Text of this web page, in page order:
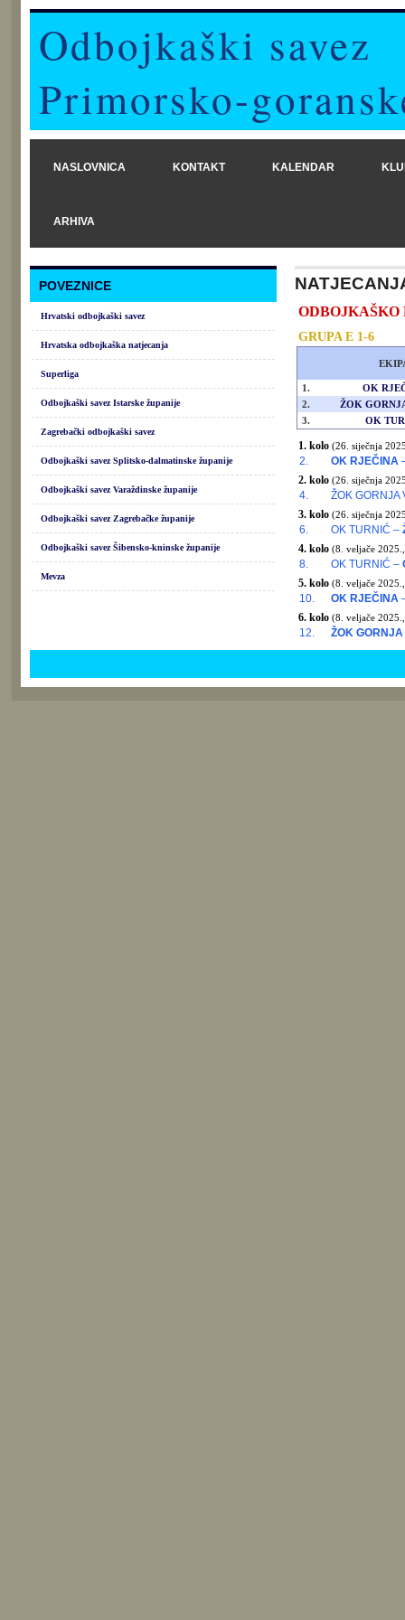
Odbojkaški savez
Primorsko-
NASLOVNICA KONTAKT KALENDAR
ARHIVA
POVEZNICE
Hrvatski odbojkaški savez
Hrvatska odbojkaška natjecanja
Superliga
Odbojkaški savez Istarske županije
Zagrebački odbojkaški savez
Odbojkaški savez Splitsko-dalmatinske županije
Odbojkaški savez Varaždinske županije
Odbojkaški savez Zagrebačke županije
Odbojkaški savez Šibensko-kninske županije
Mevza
ODBOJKAŠKO
GRUPA E 1-6
1.
OK
2.
ŽOK
3.
OK
1. kolo (26. siječnja
2. OK RJEČINA
2. kolo (26. siječnja
4.
ŽOK GORNJA
3. kolo (26. siječnja
6. OK TURNIĆ –
4. kolo (8. veljače
8. OK TURNIĆ –
5. kolo (8. veljače
10. OK RJEČINA
6. kolo (8. veljače
12. ŽOK